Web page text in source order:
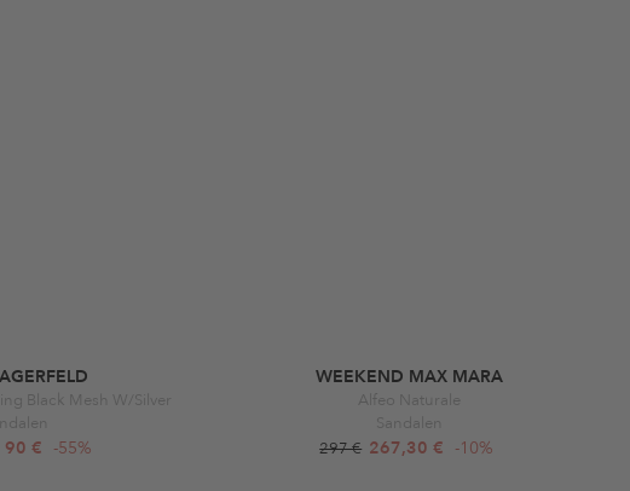
Black Mesh W/Silver
90 € -55%
WEEKEND MAX MARA
Alfeo Naturale
Sandalen
297 € 267,30 € -10%